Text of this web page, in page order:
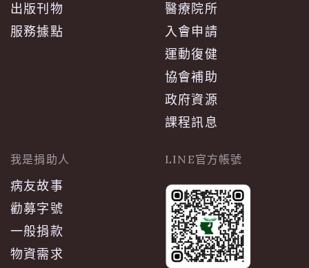
出版刊物
服務據點
醫療院所
入會申請
運動復健
協會補助
政府資源
課程訊息
我是捐助人
病友故事
勸募字號
一般捐款
物資需求
LINE官方帳號